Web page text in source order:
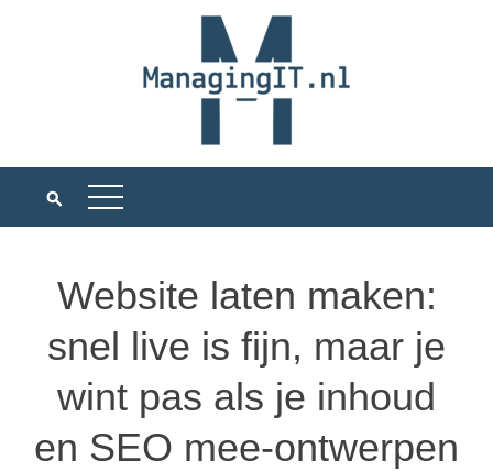
Website laten maken:
snel live is fijn, maar je
wint pas als je inhoud
en SEO mee-ontwerpen